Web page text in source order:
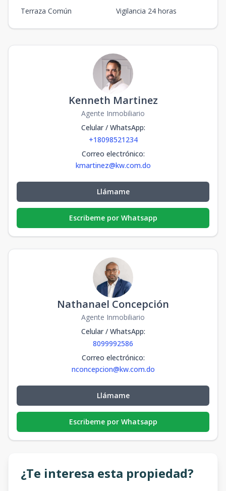
Terraza Común
Vigilancia 24 horas
Kenneth Martinez
Agente Inmobiliario
Celular / WhatsApp:
+18098521234
Correo electrónico:
kmartinez@kw.com.do
Llámame
Escribeme por Whatsapp
Nathanael Concepción
Agente Inmobiliario
Celular / WhatsApp:
8099992586
Correo electrónico:
nconcepcion@kw.com.do
Llámame
Escribeme por Whatsapp
¿Te interesa esta propiedad?